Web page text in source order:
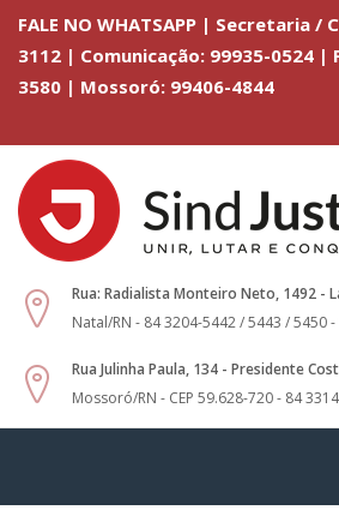
FALE NO WHATSAPP | Secretaria /
3112 | Comunicação: 99935-0524 |
3580 | Mossoró: 99406-4844
Rua: Radialista Monteiro Neto, 1492 -
Natal/RN - 84 3204-5442 / 5443 / 5450
Rua Julinha Paula, 134 - Presidente
Mossoró/RN - CEP 59.628-720 - 84